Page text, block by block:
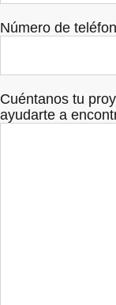
Número de
Cuéntanos tu
ayudarte a